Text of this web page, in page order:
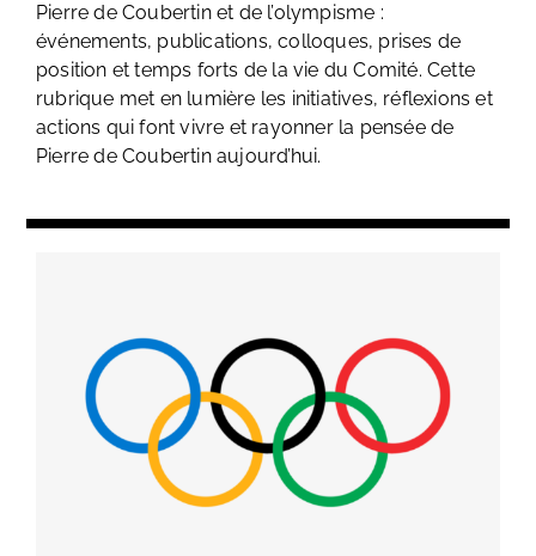
Adhérer & faire un don
Search
for:
Pierre de Coubertin et de l’olympisme :
événements, publications, colloques, prises de
position et temps forts de la vie du Comité. Cette
rubrique met en lumière les initiatives, réflexions et
actions qui font vivre et rayonner la pensée de
Pierre de Coubertin aujourd’hui.